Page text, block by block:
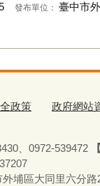
發布單位： 臺中市
政策 政府網站
、0972-539472
埔區大同里六分路